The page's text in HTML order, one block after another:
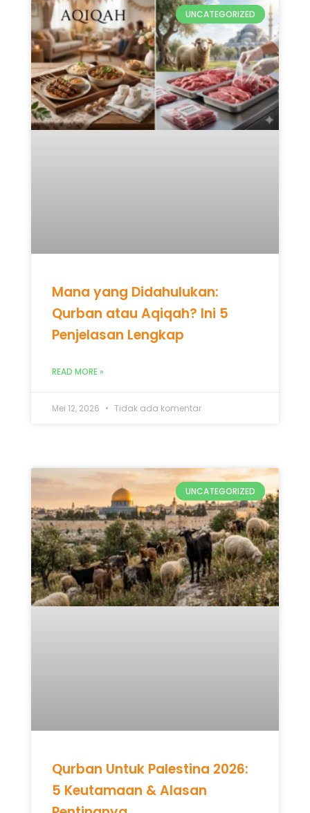
UNCATEGORIZED
Mana yang Didahulukan:
Qurban atau Aqiqah? Ini 5
Penjelasan Lengkap
READ MORE »
Mei 12, 2026 Tidak ada komentar
UNCATEGORIZED
Qurban Untuk Palestina 2026:
5 Keutamaan & Alasan